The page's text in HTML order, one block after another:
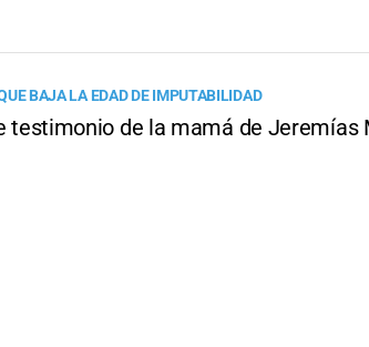
BAJA LA EDAD DE IMPUTABILIDAD
testimonio de la mamá de Jeremías